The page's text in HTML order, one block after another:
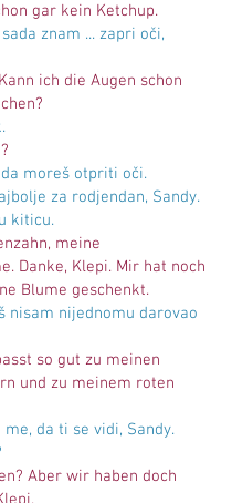
gar kein Ketchup.
znam ... zapri oči,
ich die Augen schon
moreš otpriti oči.
za rodjendan, Sandy.
kiticu.
meine
Danke, Klepi. Mir hat noch
Blume geschenkt.
nijednomu darovao
so gut zu meinen
und zu meinem roten
da ti se vidi, Sandy.
Aber wir haben doch